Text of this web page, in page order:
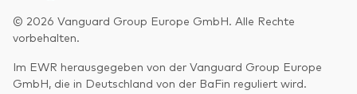
© 2026 Vanguard Group Europe GmbH. Alle Rechte
vorbehalten.
Im EWR herausgegeben von der Vanguard Group Europe
GmbH, die in Deutschland von der BaFin reguliert wird.